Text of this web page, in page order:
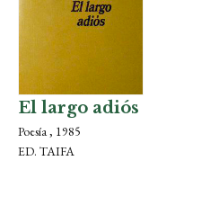
El largo adiós
Poesía , 1985
ED. TAIFA